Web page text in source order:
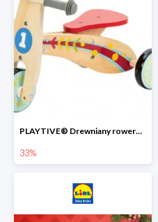
PLAYTIVE® Drewniany rowerek biegowy -33%
33%